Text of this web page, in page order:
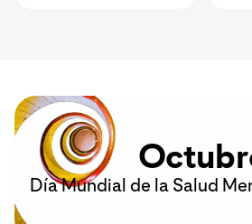
Día Mundial de la Salud